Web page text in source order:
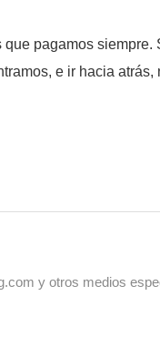
pagamos
e ir hacia
y otros medios